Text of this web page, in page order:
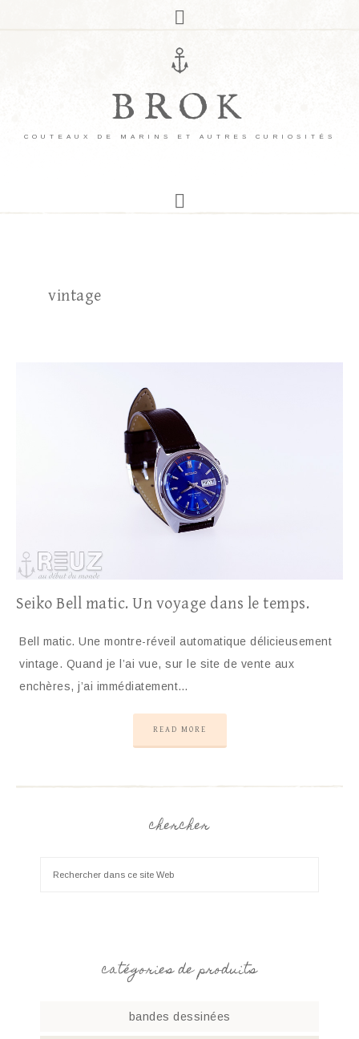
BROK
COUTEAUX DE MARINS ET AUTRES CURIOSITÉS
vintage
Seiko Bell matic. Un voyage dans le temps.
Bell matic. Une montre-réveil automatique délicieusement
vintage. Quand je l’ai vue, sur le site de vente aux
enchères, j’ai immédiatement…
READ MORE
chercher
catégories de produits
bandes dessinées